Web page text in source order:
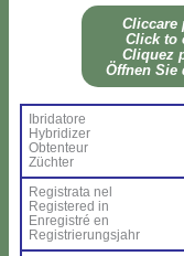
Clic­ca­re
Click to
Cli­quez
Öff­nen Sie
Ibri­da­to­re
Hy­bri­di­zer
Ob­ten­teur
Zü­ch­ter
Re­gi­stra­ta nel
Re­gi­ste­red in
En­re­gi­stré en
Re­gi­strie­rung­sjahr